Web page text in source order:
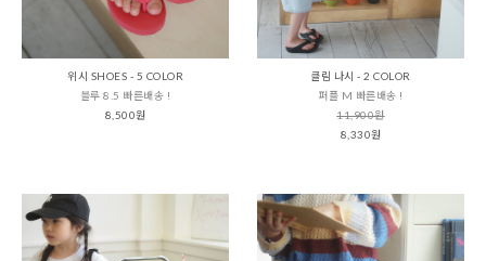
위시 SHOES - 5 COLOR
블루 8.5 빠른배송 !
8,500원
클림 나시 - 2 COLOR
퍼플 M 빠른배송 !
11,900원
8,330원